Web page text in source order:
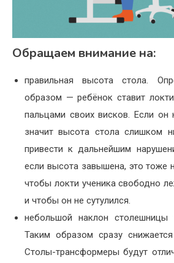
Обращаем внимание на:
правильная высота стола.
образом — ребёнок ставит
пальцами своих висков. Если он
значит высота стола слишком
привести к дальнейшим
если высота завышена, это тоже
чтобы локти ученика свободно
и чтобы он не сутулился.
небольшой наклон
Таким образом сразу
Столы-трансформеры будут